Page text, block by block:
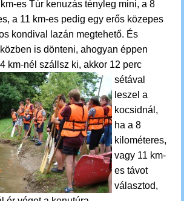
es Túr kenuzás tényleg mini, a 8
a 11 km-es pedig egy erős közepes
kondival lazán megtehető. És
is dönteni, ahogyan éppen
km-nél szállsz ki, akkor 12 perc
sétával
leszel a
kocsidnál,
ha a 8
kilométeres,
vagy 11 km-
es távot
választod,